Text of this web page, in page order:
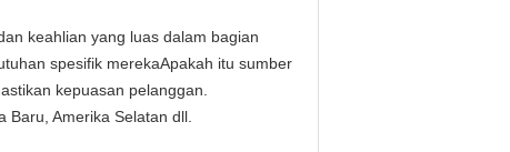
keahlian yang luas dalam bagian
spesifik merekaApakah itu sumber
kepuasan pelanggan.
Amerika Selatan dll.